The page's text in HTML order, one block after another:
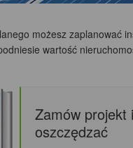
możesz zaplanować
wartość
Zamów projekt
oszczędzać